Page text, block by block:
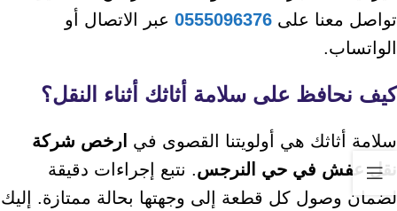
تواصل معنا على 0555096376 عبر الاتصال أو
الواتساب.
كيف نحافظ على سلامة أثاثك أثناء النقل؟
سلامة أثاثك هي أولويتنا القصوى في ارخص شركة
نقل عفش في حي النرجس. نتبع إجراءات دقيقة
لضمان وصول كل قطعة إلى وجهتها بحالة ممتازة. إليك